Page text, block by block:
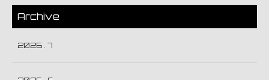
Archive
2026 . 7